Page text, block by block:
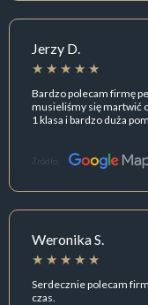
Jerzy D.
Bardzo polecam firmę
musieliśmy się martwić
1 klasa i bardzo duża
Źródło:
Weronika S.
Serdecznie polecam
czas.